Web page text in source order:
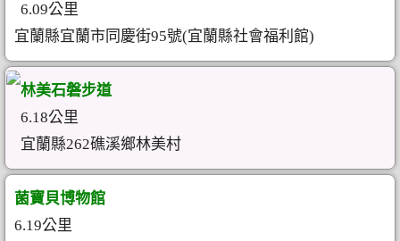
6.09公里
宜蘭縣宜蘭市同慶街95號(宜蘭縣社會福利館)
林美石磐步道
6.18公里
宜蘭縣262礁溪鄉林美村
菌寶貝博物館
6.19公里